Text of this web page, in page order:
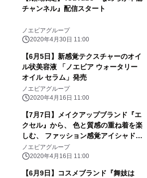
チャンネル』配信スタート
ノエビアグループ
2020年4月30日 11:00
【6月5日】新感覚テクスチャーのオイ
ル状美容液 「ノエビア ウォータリー
オイル セラム」発売
ノエビアグループ
2020年4月16日 11:00
【7月7日】メイクアップブランド『エ
クセル』から、 色と質感の重ね着を楽
しむ、 ファッション感覚アイシャドウ
「リアルクローズシャドウ」の限定色
発売
ノエビアグループ
2020年4月16日 11:00
【6月9日】コスメブランド『舞妓は